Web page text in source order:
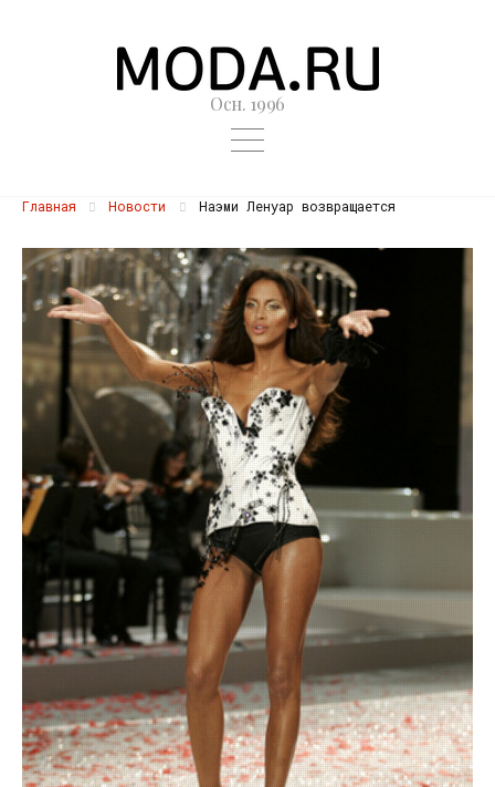
Осн. 1996
Главная Новости Наэми Ленуар возвращается